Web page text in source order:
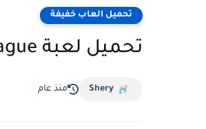
تحميل العاب خفيفة
تحميل لعبة Super Kickers League للكمبيوتر بحجم صغير
Shery منذ عام